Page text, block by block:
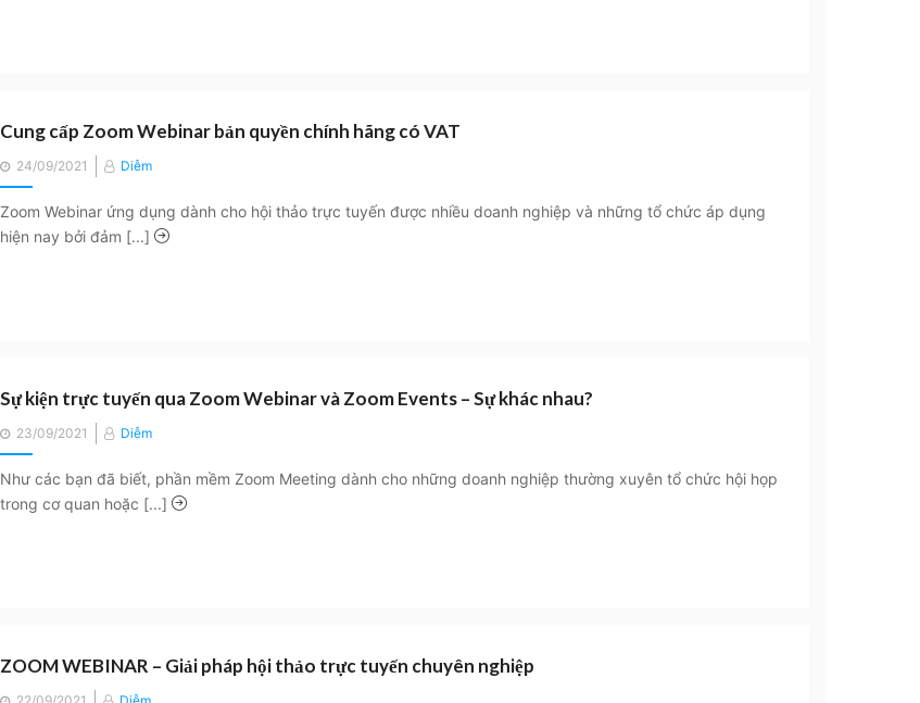
Cung cấp Zoom Webinar bản quyền chính hãng có VAT
Posted
on
24/09/2021 Diễm
Zoom Webinar ứng dụng dành cho hội thảo trực tuyến được nhiều doanh nghiệp và những tổ chức áp dụng
hiện nay bởi đảm [...]
Sự kiện trực tuyến qua Zoom Webinar và Zoom Events – Sự khác nhau?
Posted
on
23/09/2021 Diễm
Như các bạn đã biết, phần mềm Zoom Meeting dành cho những doanh nghiệp thường xuyên tổ chức hội họp
trong cơ quan hoặc [...]
ZOOM WEBINAR – Giải pháp hội thảo trực tuyến chuyên nghiệp
Posted